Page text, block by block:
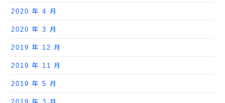
2020 年 4 月
2020 年 3 月
2019 年 12 月
2019 年 11 月
2019 年 5 月